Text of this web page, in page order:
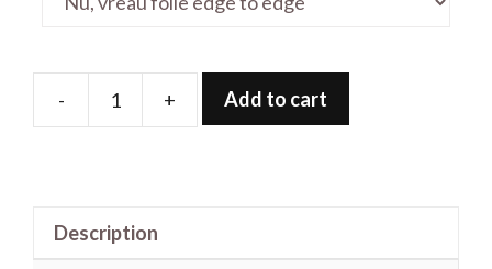
-
Folie
+ Add to cart
Description